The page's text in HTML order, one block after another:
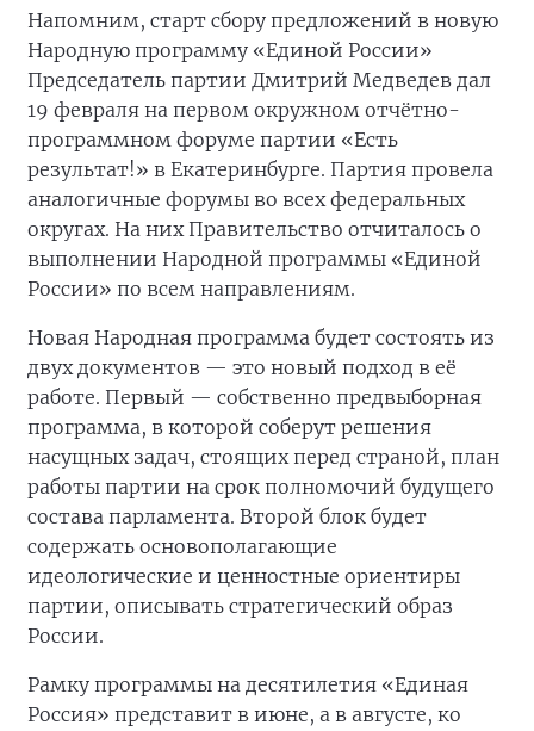
Напомним, старт сбору предложений в новую
Народную программу «Единой России»
Председатель партии Дмитрий Медведев дал
19 февраля на первом окружном отчётно-
программном форуме партии «Есть
результат!» в Екатеринбурге. Партия провела
аналогичные форумы во всех федеральных
округах. На них Правительство отчиталось о
выполнении Народной программы «Единой
России» по всем направлениям.
Новая Народная программа будет состоять из
двух документов — это новый подход в её
работе. Первый — собственно предвыборная
программа, в которой соберут решения
насущных задач, стоящих перед страной, план
работы партии на срок полномочий будущего
состава парламента. Второй блок будет
содержать основополагающие
идеологические и ценностные ориентиры
партии, описывать стратегический образ
России.
Рамку программы на десятилетия «Единая
Россия» представит в июне, а в августе, ко